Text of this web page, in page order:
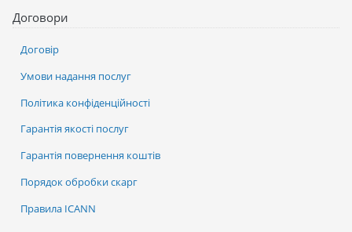
Договори
Договір
Умови надання послуг
Політика конфіденційності
Гарантія якості послуг
Гарантія повернення коштів
Порядок обробки скарг
Правила ICANN